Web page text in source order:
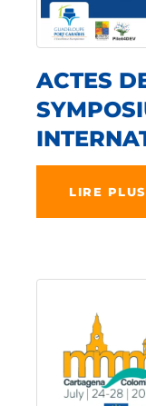
ACTES
LIRE PLUS